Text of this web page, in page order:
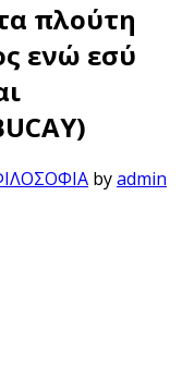
πλούτη
ενώ εσύ
byadmin